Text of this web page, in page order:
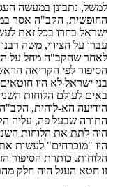
למשל, נתבונן במעשה
החופשית, הקב"ה אסר
ישראל בחרו בכל זאת
עברו על הציווי, משה
לאחר שהקב"ה מחל על
הסיפור לפי הקריאה
בני ישראל לא היו
באים לעולם הלוחות
הידיעה הא-לוהית,
התורה שבעל פה, עליה
היה לתת את הלוחות
היו "מוכרחים" לעשות
הלוחות. כותרת הסיפור
זו חטא העגל היה חלק